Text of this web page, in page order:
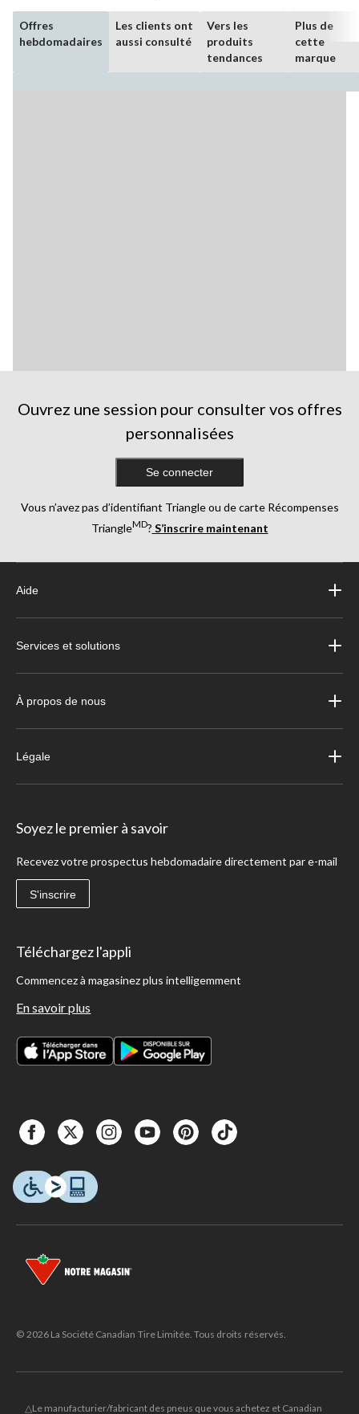
Offres
hebdomadaires
Les clients ont
aussi consulté
Vers les
produits
tendances
Plus de
cette
marque
Ouvrez une session pour consulter vos offres
personnalisées
Se connecter
Vous n’avez pas d’identifiant Triangle ou de carte Récompenses
TriangleMD? S’inscrire maintenant
Aide
Services et solutions
À propos de nous
Légale
Soyez le premier à savoir
Recevez votre prospectus hebdomadaire directement par e-mail
S'inscrire
Téléchargez l'appli
Commencez à magasinez plus intelligemment
En savoir plus
© 2026 La Société Canadian Tire Limitée. Tous droits réservés.
△Le manufacturier/fabricant des pneus que vous achetez et Canadian